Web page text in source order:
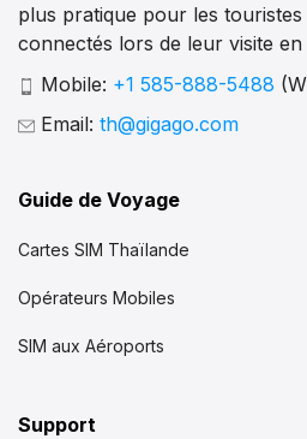
plus pratique pour les
connectés lors de leur visite
Mobile: +1 585-888-5488
Email: th@gigago.com
Guide de Voyage
Cartes SIM Thaïlande
Opérateurs Mobiles
SIM aux Aéroports
Support